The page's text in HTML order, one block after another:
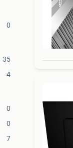
0
35
4
0
0
7